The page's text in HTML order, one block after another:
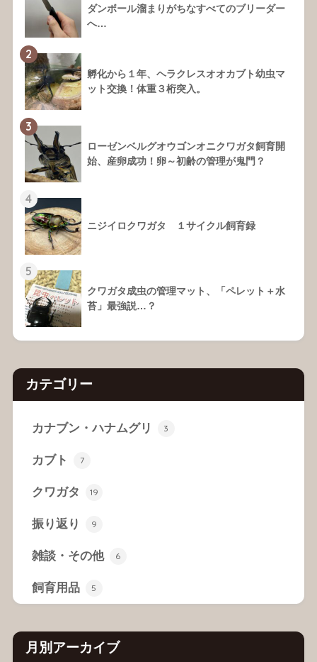
ダンボール溜まりがちなすべてのブリーダー
へ…
2
孵化から１年、ヘラクレスオオカブト幼虫マ
ット交換！体重３桁突入。
3
ローゼンベルグオウゴンオニクワガタ飼育開
始、産卵成功！卵～初齢の管理が鬼門？
4
ニジイロクワガタ １サイクル飼育録
5
クワガタ成虫の管理マット、「ペレット＋水
苔」最強説…？
カテゴリー
カナブン・ハナムグリ 3
カブト 7
クワガタ 19
振り返り 9
雑談・その他 6
飼育用品 5
月別アーカイブ